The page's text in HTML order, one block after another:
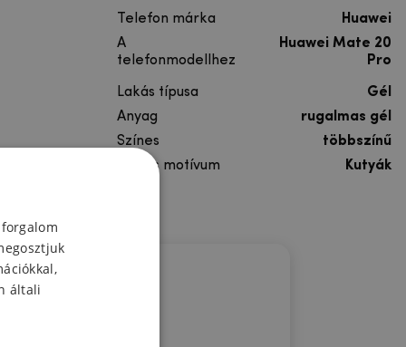
Telefon márka
Huawei
A
telefonmodellhez
Huawei Mate 20
Pro
Lakás típusa
Gél
Anyag
rugalmas gél
Színes
többszínű
Színes motívum
Kutyák
általi